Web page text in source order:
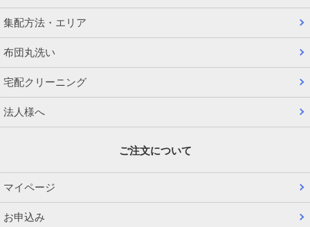
集配方法・エリア
布団丸洗い
宅配クリーニング
法人様へ
ご注文について
マイページ
お申込み